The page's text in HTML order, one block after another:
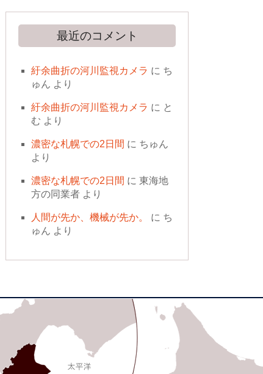
最近のコメント
紆余曲折の河川監視カメラ に ち
ゅん より
紆余曲折の河川監視カメラ に と
む より
濃密な札幌での2日間 に ちゅん
より
濃密な札幌での2日間 に 東海地
方の同業者より
人間が先か、機械が先か。 に ち
ゅん より